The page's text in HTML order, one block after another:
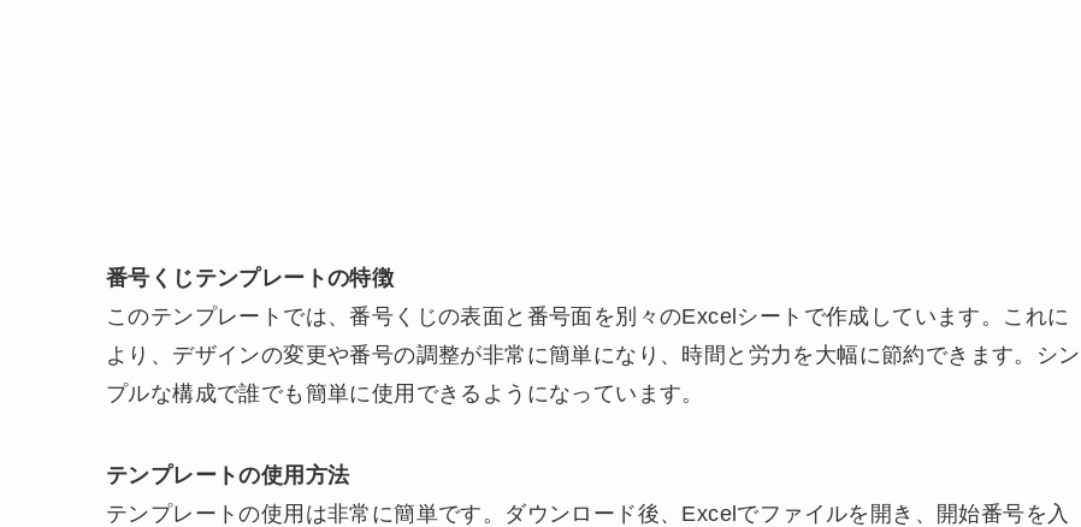
番号くじテンプレートの特徴
このテンプレートでは、番号くじの表面と番号面を別々のExcelシートで作成しています。これに
より、デザインの変更や番号の調整が非常に簡単になり、時間と労力を大幅に節約できます。シン
プルな構成で誰でも簡単に使用できるようになっています。
テンプレートの使用方法
テンプレートの使用は非常に簡単です。ダウンロード後、Excelでファイルを開き、開始番号を入